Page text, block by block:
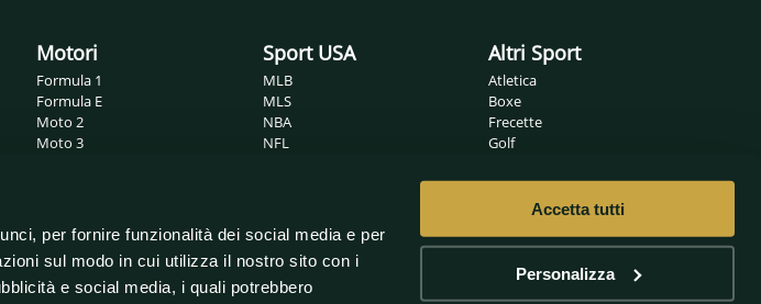
per fornire funzionalità dei social media e per
sul modo in cui utilizza il nostro sito con i
e social media, i quali potrebbero
Accetta tutti
Personalizza
Motori
Formula 1
Formula E
Moto 2
Moto 3
Sport USA
MLB
MLS
NBA
NFL
Oscar
Altri Sport
Atletica
Boxe
Frecette
Golf
MMA
Pallanuoto
Pallavolo